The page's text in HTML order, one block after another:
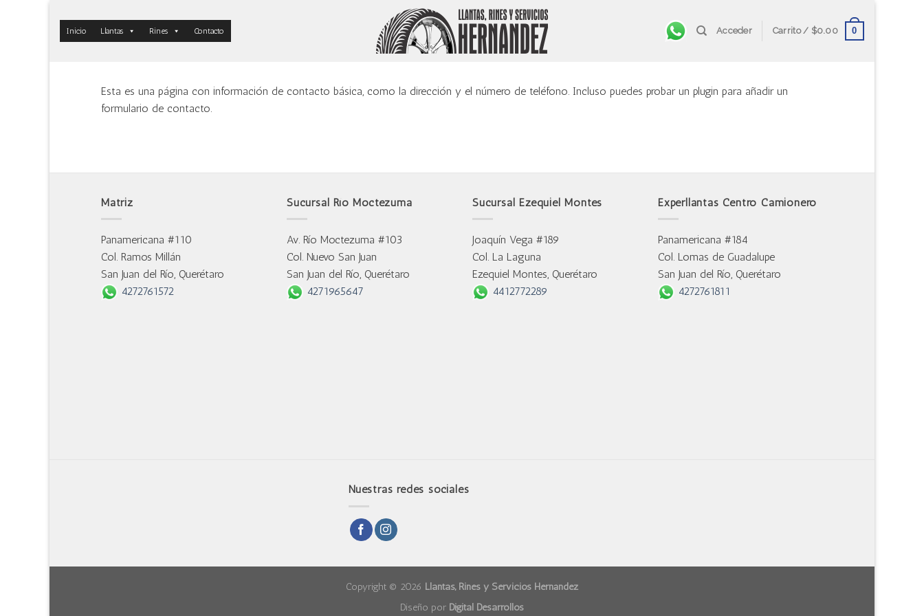
content
Inicio Llantas Rines Contacto Acceder Carrito / $0.00 0
Esta es una página con información de contacto básica, como la dirección y el número de teléfono. Incluso puedes probar un plugin para añadir un
formulario de contacto.
Matriz
Panamericana #110
Col. Ramos Millán
San Juan del Río, Querétaro
4272761572
Sucursal Río Moctezuma
Av. Río Moctezuma #103
Col. Nuevo San Juan
San Juan del Río, Querétaro
4271965647
Sucursal Ezequiel Montes
Joaquín Vega #189
Col. La Laguna
Ezequiel Montes, Querétaro
4412772289
Experllantas Centro Camionero
Panamericana #184
Col. Lomas de Guadalupe
San Juan del Río, Querétaro
4272761811
Nuestras redes sociales
Copyright © 2026 Llantas, Rines y Servicios Hernández
Diseño por Digital Desarrollos